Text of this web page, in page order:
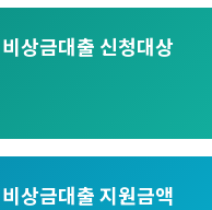
비상금대출 신청대상
비상금대출 지원금액